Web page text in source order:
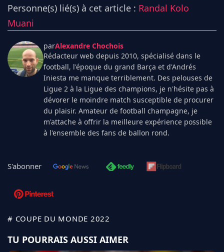
Personne(s) lié(s) à cet article : Randal Kolo
Muani
parAlexandre Chochois
Rédacteur web depuis 2010, spécialisé dans le
football, l'époque du grand Barça et d'Andrés
Iniesta me manque terriblement. Des pelouses de
Ligue 2 à la Ligue des champions, je n'hésite pas à
dévorer le moindre match susceptible de procurer
du plaisir. Amateur de football champagne, je
m'attache à offrir la meilleure expérience possible
à l'ensemble des fans de ballon rond.
S'abonner
# COUPE DU MONDE 2022
TU POURRAIS AUSSI AIMER